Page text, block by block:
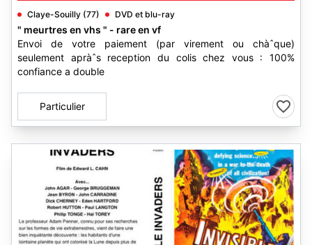
Claye-Souilly (77) DVD et blu-ray
" meurtres en vhs " - rare en vf
Envoi de votre paiement (par virement ou chàˆque)
seulement apràˆs reception du colis chez vous : 100%
confiance a double
Particulier